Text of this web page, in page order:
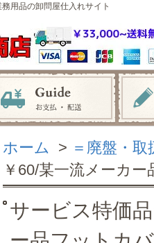
用品の卸問屋仕入れサイト
ホーム > ＝廃盤・
￥60/某一流メーカ
サービス特価